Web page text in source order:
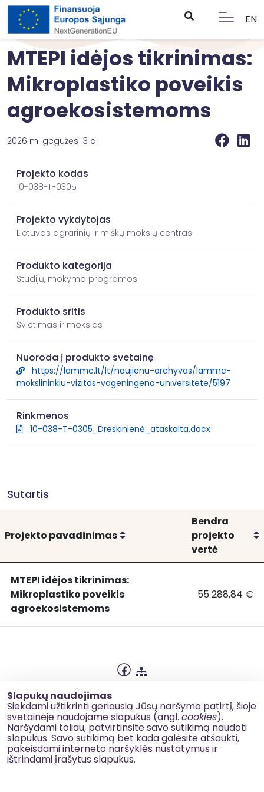
Slapukų naudojimas
Siekdami užtikrinti geriausią Jūsų naršymo patirtį, šioje
svetainėje naudojame slapukus (angl. cookies).
Naršydami toliau, patvirtinsite savo sutikimą naudoti
slapukus. Savo sutikimą bet kada galėsite atšaukti,
pakeisdami interneto naršyklės nustatymus ir
ištrindami įrašytus slapukus.
EN
MTEPI idėjos tikrinimas:
Mikroplastiko poveikis
agroekosistemoms
2026 m. gegužės 13 d.
Projekto kodas
10-038-T-0305
Projekto vykdytojas
Lietuvos agrarinių ir miškų mokslų centras
Produkto kategorija
Studijų, mokymo programos
Produkto sritis
Švietimas ir mokslas
Nuoroda į produkto svetainę
https://lammc.lt/lt/naujienu-archyvas/lammc-
mokslininkiu-vizitas-vageningeno-universitete/5197
Rinkmenos
10-038-T-0305_Dreskinienė_ataskaita.docx
Sutartis
Projekto pavadinimas Rikiuoti
Bendra
projekto
vertė
MTEPI
idėjos
tikrinimas:
MTEPI idėjos tikrinimas:
Mikroplastiko poveikis
agroekosistemoms
MTEPI idėjos
55 288,84 €
Slapukų naudojimas
Korupcijos prevencija
Kontaktai